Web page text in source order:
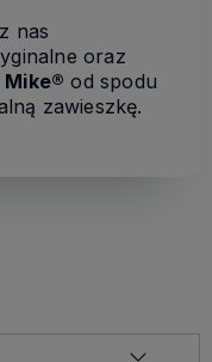
nas
oraz
Mike® od spodu
zawieszkę.
nie
dla przesyłek